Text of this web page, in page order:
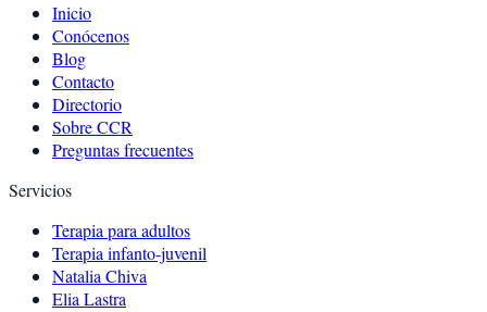
Inicio
Conócenos
Blog
Contacto
Directorio
Sobre CCR
Preguntas frecuentes
Servicios
Terapia para adultos
Terapia infanto-juvenil
Natalia Chiva
Elia Lastra